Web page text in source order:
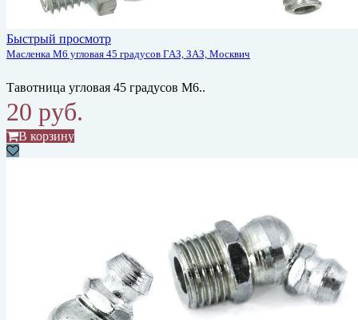
Быстрый просмотр
Масленка М6 угловая 45 градусов ГАЗ, ЗАЗ, Москвич
Тавотница угловая 45 градусов М6..
20 руб.
В корзину